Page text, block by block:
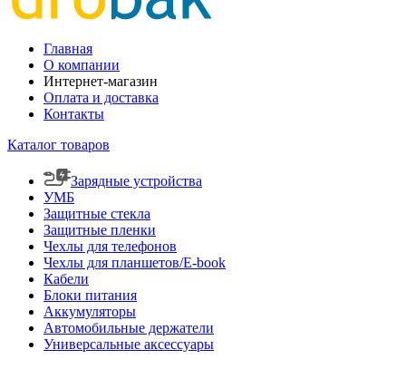
Главная
О компании
Интернет-магазин
Оплата и доставка
Контакты
Каталог товаров
Зарядные устройства
УМБ
Защитные стекла
Защитные пленки
Чехлы для телефонов
Чехлы для планшетов/E-book
Кабели
Блоки питания
Аккумуляторы
Автомобильные держатели
Универсальные аксессуары